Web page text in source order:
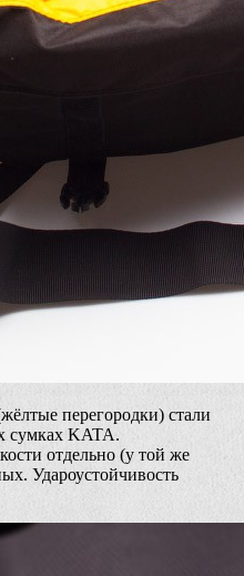
перегородки) стали
сумках KATA.
отдельно (у той же
Удароустойчивость